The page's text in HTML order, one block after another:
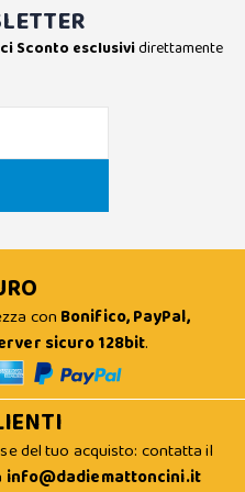
Sconto esclusividirettamente
con Bonifico, PayPal,
sicuro 128bit.
del tuo acquisto: contatta il
info@dadiemattoncini.it